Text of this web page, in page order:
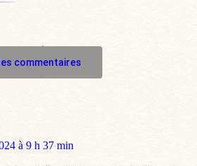
commentaires
à 9 h 37 min